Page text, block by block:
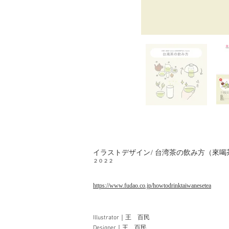
イラストデザイン/ 台湾茶の飲み方（來喝
２０２２
https://www.fudao.co.jp/howtodrinktaiwanesetea
Illustrator｜王 百民